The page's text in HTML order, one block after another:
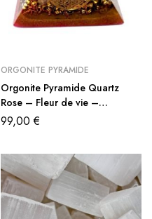
ORGONITE PYRAMIDE
Orgonite Pyramide Quartz
Rose – Fleur de vie –
Protection – Amour bien être
99,00€